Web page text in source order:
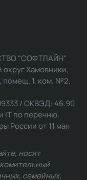
"СОФТЛАЙН"
округ Хамовники,
помещ. 1, ком. №2,
/ ОКВЭД: 46.90
IT по перечню,
России от 11 мая
носит
семейных,